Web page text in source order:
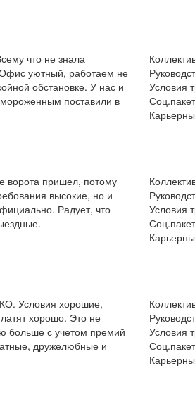
что не знала
уютный, работаем не
обстановке. У нас и
поставили в
Условия
Соц.пакет
ворота пришел, потому
высокие, но и
Радует, что
Условия
Соц.пакет
Условия хорошие,
хорошо. Это не
больше с учетом премий
дружелюбные и
Условия
Соц.пакет